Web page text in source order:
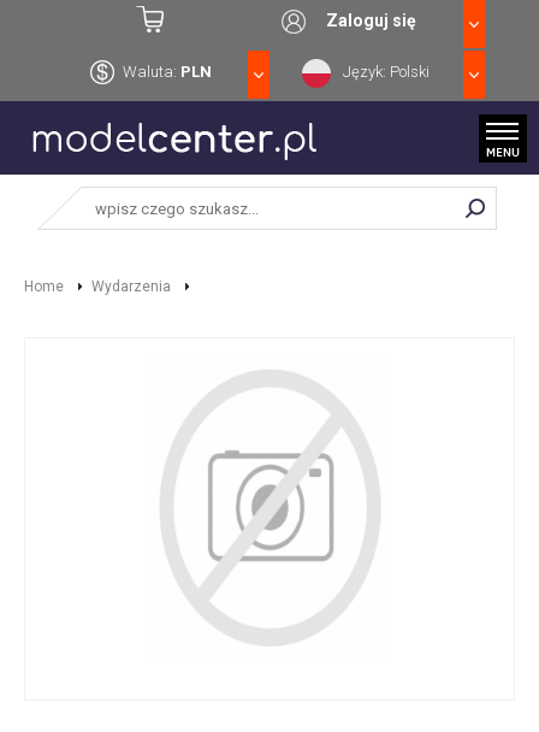
Zaloguj się
Waluta: PLN Język: Polski
Home Wydarzenia